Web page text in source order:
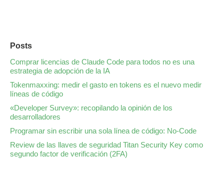
Posts
Comprar licencias de Claude Code para todos no es una
estrategia de adopción de la IA
Tokenmaxxing: medir el gasto en tokens es el nuevo medir
líneas de código
«Developer Survey»: recopilando la opinión de los
desarrolladores
Programar sin escribir una sola línea de código: No-Code
Review de las llaves de seguridad Titan Security Key como
segundo factor de verificación (2FA)